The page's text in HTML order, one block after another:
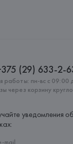
(29) 633-2-
работы: пн-вс с 09:00
через корзину
уведомления